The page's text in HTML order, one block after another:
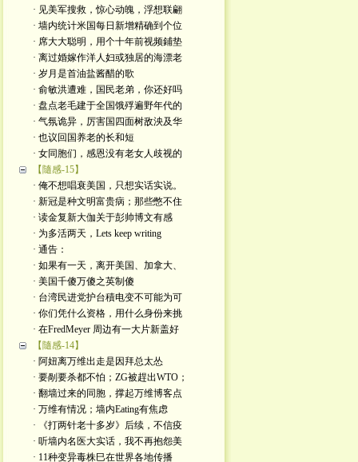
· 见美军搜救，惊心动魄，浮想联翩
· 墙内统计米国每日新增精确到个位
· 席大大聪明，用个十年前视频鋪垫
· 离过婚嫁作洋人妇或独居的海漂老
· 岁月是首油盐酱醋的歌
· 俞敏洪遭难，国民老弟，你还好吗
· 盘点老毛建于全国饿殍遍野年代的
· 气氛诡异，厉害国四面树敌泱及华
· 也议回国养老的长和短
· 女同胞们，感恩没有老女人歧视的
【隨感-15】
· 俺不想唱衰美国，只想实话实说。
· 新冠是种文明富贵病；那些憋不住
· 读金复新大伽关于彭帅博文有感
· 为多活两天，Lets keep writing
· 通告：
· 如果有一天，离开美国、加拿大、
· 美国千傻万傻之英制傻
· 台湾民进党护台積电变不可能为可
· 你们凭什么资格，用什么身份来挑
· 在FredMeyer 周边有一大片新盖好
【隨感-14】
· 阿妞离万维出走是因拜总太怂
· 要剮要杀都不怕；ZG被趕出WTO；
· 翻墙过来的同胞，撑起万维博客点
· 万维有情况；墙内Eating有焦虑
· 《打两针老十多岁》后续，不信疫
· 听墙内名医大实话，我不再抱怨美
· 11种变异毒株巳在世界各地传播